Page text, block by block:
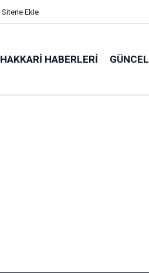
Sitene Ekle
HAKKARI HABERLERI GÜNCEL